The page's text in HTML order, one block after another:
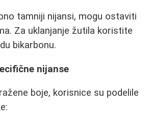
tamniji nijansi, mogu ostaviti
Za uklanjanje žutila koristite
bikarbonu.
nijanse
boje, korisnice su podelile